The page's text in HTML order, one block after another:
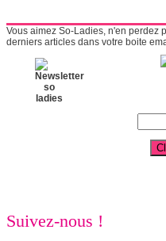
Vous aimez So-Ladies, n'en perdez
derniers articles dans votre boite
Suivez-nous !